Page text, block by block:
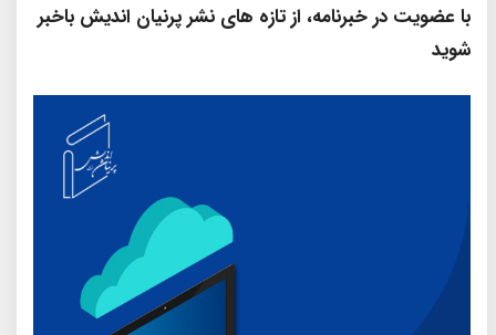
با عضویت در خبرنامه، از تازه‌ های نشر پرنیان‌ اندیش باخبر
شوید